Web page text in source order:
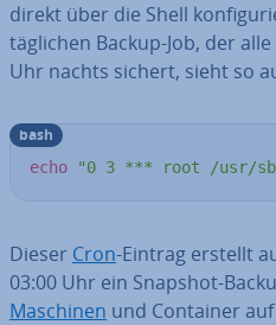
direkt über die Shell
täglichen Backup-Job, der
Uhr nachts sichert, sieht so
echo "0 3 *** root /usr/
bash
Dieser Cron-Eintrag erstellt
03:00 Uhr ein Snapshot-
Maschinen und Container